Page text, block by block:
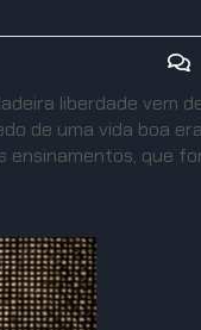
liberdade vem
de uma vida boa
ensinamentos, que